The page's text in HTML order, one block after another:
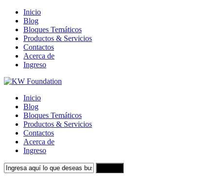
Inicio
Blog
Bloques Temáticos
Productos & Servicios
Contactos
Acerca de
Ingreso
Inicio
Blog
Bloques Temáticos
Productos & Servicios
Contactos
Acerca de
Ingreso